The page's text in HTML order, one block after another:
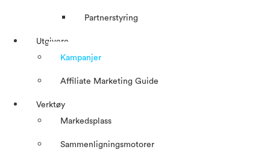
Partnerstyring
Utgivere
Kampanjer
Affiliate Marketing Guide
Verktøy
Markedsplass
Sammenligningsmotorer